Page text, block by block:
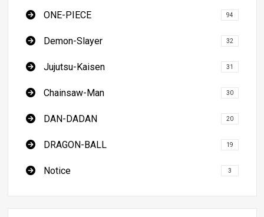
ONE-PIECE 94
Demon-Slayer 32
Jujutsu-Kaisen 31
Chainsaw-Man 30
DAN-DADAN 20
DRAGON-BALL 19
Notice 3